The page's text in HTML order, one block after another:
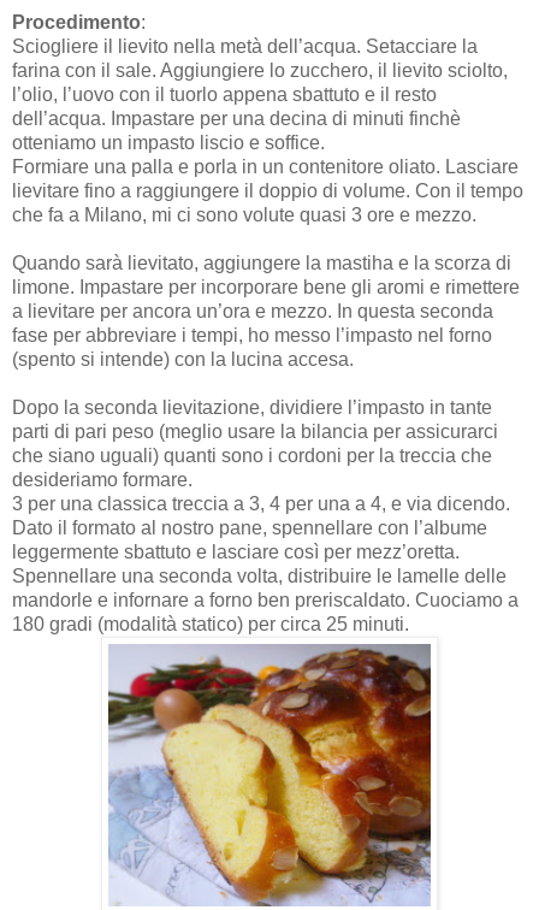
Procedimento:
Sciogliere il lievito nella metà dell’acqua. Setacciare la
farina con il sale. Aggiungiere lo zucchero, il lievito sciolto,
l’olio, l’uovo con il tuorlo appena sbattuto e il resto
dell’acqua. Impastare per una decina di minuti finchè
otteniamo un impasto liscio e soffice.
Formiare una palla e porla in un contenitore oliato. Lasciare
lievitare fino a raggiungere il doppio di volume. Con il tempo
che fa a Milano, mi ci sono volute quasi 3 ore e mezzo.
Quando sarà lievitato, aggiungere la mastiha e la scorza di
limone. Impastare per incorporare bene gli aromi e rimettere
a lievitare per ancora un’ora e mezzo. In questa seconda
fase per abbreviare i tempi, ho messo l’impasto nel forno
(spento si intende) con la lucina accesa.
Dopo la seconda lievitazione, dividiere l’impasto in tante
parti di pari peso (meglio usare la bilancia per assicurarci
che siano uguali) quanti sono i cordoni per la treccia che
desideriamo formare.
3 per una classica treccia a 3, 4 per una a 4, e via dicendo.
Dato il formato al nostro pane, spennellare con l’albume
leggermente sbattuto e lasciare così per mezz’oretta.
Spennellare una seconda volta, distribuire le lamelle delle
mandorle e infornare a forno ben preriscaldato. Cuociamo a
180 gradi (modalità statico) per circa 25 minuti.